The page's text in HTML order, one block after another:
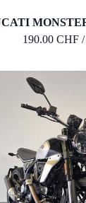
190.00 CHF